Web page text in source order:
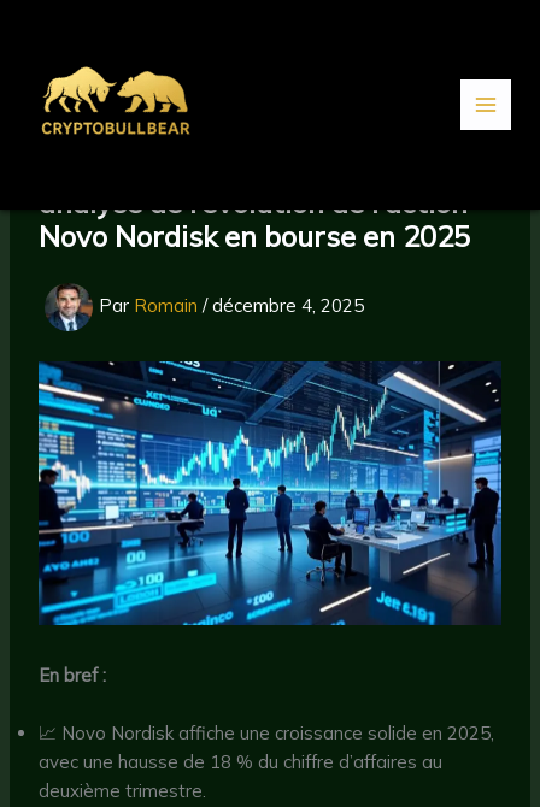
analyse de l’évolution de l’action
Novo Nordisk en bourse en 2025
Par Romain/décembre 4, 2025
En bref :
📈 Novo Nordisk affiche une croissance solide en 2025,
avec une hausse de 18 % du chiffre d’affaires au
deuxième trimestre.